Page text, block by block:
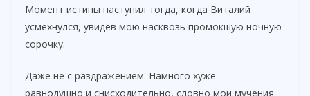
Момент истины наступил тогда, когда Виталий
усмехнулся, увидев мою насквозь промокшую ночную
сорочку.
Даже не с раздражением. Намного хуже —
равнодушно и снисходительно, словно мои мучения